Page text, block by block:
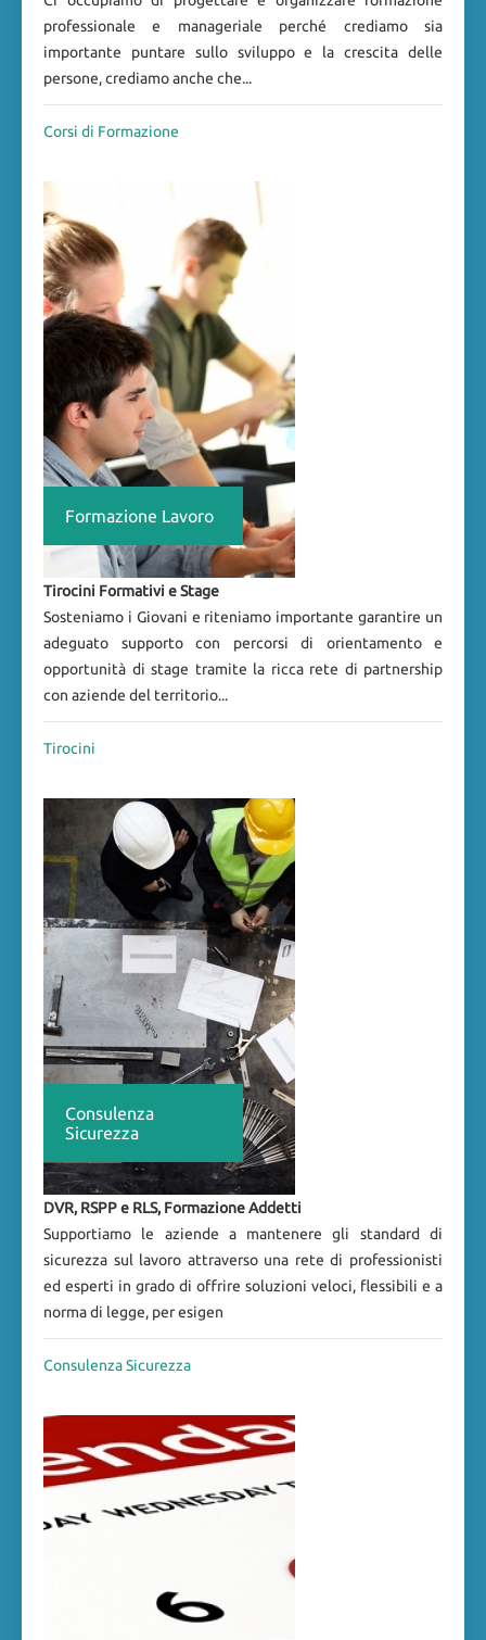
professionale e manageriale perché crediamo sia
importante puntare sullo sviluppo e la crescita delle
persone, crediamo anche che...
Corsi di Formazione
Formazione Lavoro
Tirocini Formativi e Stage
Sosteniamo i Giovani e riteniamo importante garantire un
adeguato supporto con percorsi di orientamento e
opportunità di stage tramite la ricca rete di partnership
con aziende del territorio...
Tirocini
Consulenza
Sicurezza
DVR, RSPP e RLS, Formazione Addetti
Supportiamo le aziende a mantenere gli standard di
sicurezza sul lavoro attraverso una rete di professionisti
ed esperti in grado di offrire soluzioni veloci, flessibili e a
norma di legge, per esigen
Consulenza Sicurezza